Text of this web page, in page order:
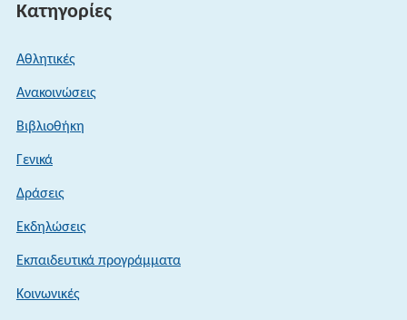
Κατηγορίες
Αθλητικές
Ανακοινώσεις
Βιβλιοθήκη
Γενικά
Δράσεις
Εκδηλώσεις
Εκπαιδευτικά προγράμματα
Κοινωνικές